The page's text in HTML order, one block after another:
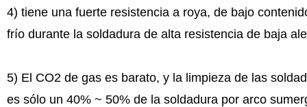
4) tiene una fuerte resistencia a roya, de bajo
frío durante la soldadura de alta resistencia de baja
5) El CO2 de gas es barato, y la limpieza de las
es sólo un 40% ~ 50% de la soldadura por arco